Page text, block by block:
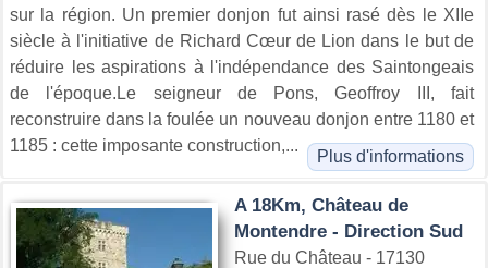
sur la région. Un premier donjon fut ainsi rasé dès le XIIe
siècle à l'initiative de Richard Cœur de Lion dans le but de
réduire les aspirations à l'indépendance des Saintongeais
de l'époque.Le seigneur de Pons, Geoffroy III, fait
reconstruire dans la foulée un nouveau donjon entre 1180 et
1185 : cette imposante construction,...
Plus d'informations
A 18Km, Château de
Montendre - Direction Sud
Rue du Château - 17130